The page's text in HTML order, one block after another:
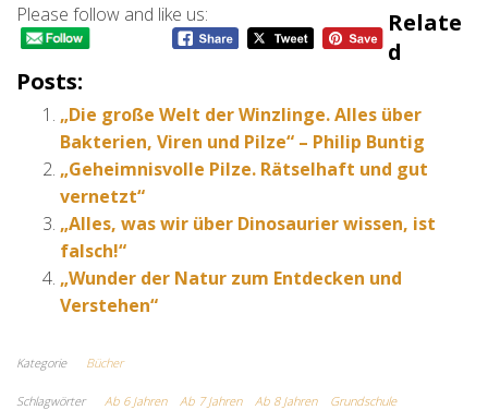
Please follow and like us:
Relate
D
Posts:
„Die große Welt der Winzlinge. Alles über
Bakterien, Viren und Pilze“ – Philip Buntig
„Geheimnisvolle Pilze. Rätselhaft und gut
vernetzt“
„Alles, was wir über Dinosaurier wissen, ist
falsch!“
„Wunder der Natur zum Entdecken und
Verstehen“
Kategorie Bücher
Schlagwörter Ab 6 Jahren Ab 7 Jahren Ab 8 Jahren
Grundschule